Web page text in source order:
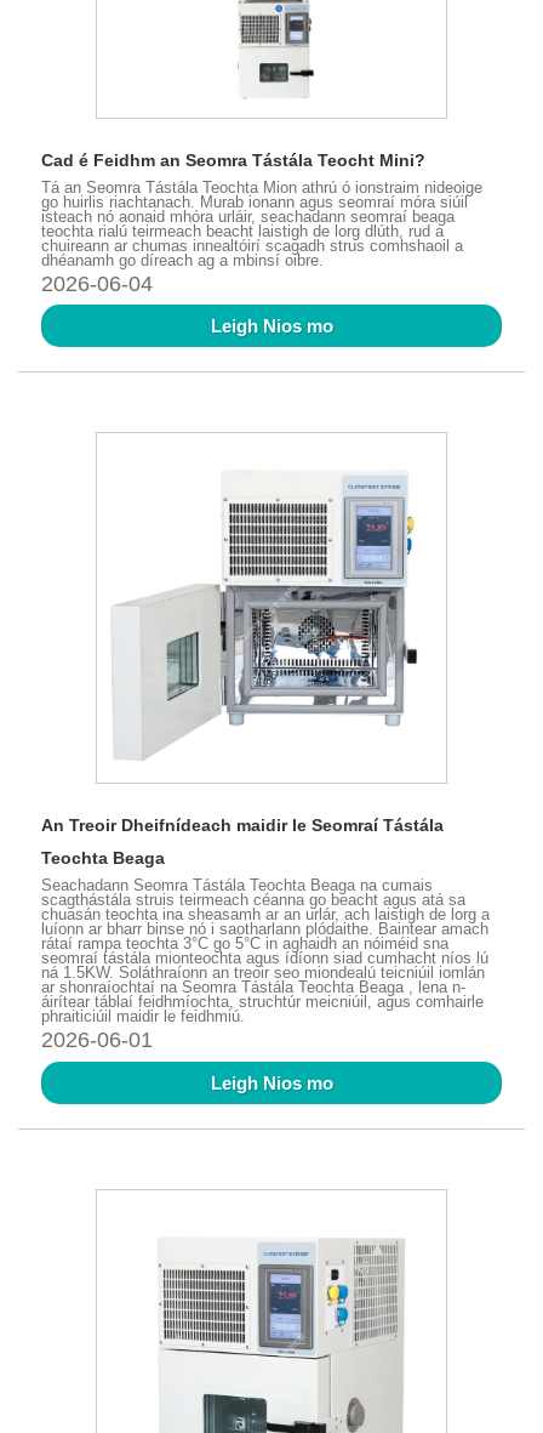
Cad é Feidhm an Seomra Tástála Teocht Mini?
Tá an Seomra Tástála Teochta Mion athrú ó ionstraim nideoige
go huirlis riachtanach. Murab ionann agus seomraí móra siúil
isteach nó aonaid mhóra urláir, seachadann seomraí beaga
teochta rialú teirmeach beacht laistigh de lorg dlúth, rud a
chuireann ar chumas innealtóirí scagadh strus comhshaoil ​​a
dhéanamh go díreach ag a mbinsí oibre.
2026-06-04
Leigh Nios mo
An Treoir Dheifnídeach maidir le Seomraí Tástála
Teochta Beaga
Seachadann Seomra Tástála Teochta Beaga na cumais
scagthástála struis teirmeach céanna go beacht agus atá sa
chuasán teochta ina sheasamh ar an urlár, ach laistigh de lorg a
luíonn ar bharr binse nó i saotharlann plódaithe. Baintear amach
rátaí rampa teochta 3°C go 5°C in aghaidh an nóiméid sna
seomraí tástála mionteochta agus ídíonn siad cumhacht níos lú
ná 1.5KW. Soláthraíonn an treoir seo miondealú teicniúil iomlán
ar shonraíochtaí na Seomra Tástála Teochta Beaga , lena n-
áirítear táblaí feidhmíochta, struchtúr meicniúil, agus comhairle
phraiticiúil maidir le feidhmiú.
2026-06-01
Leigh Nios mo